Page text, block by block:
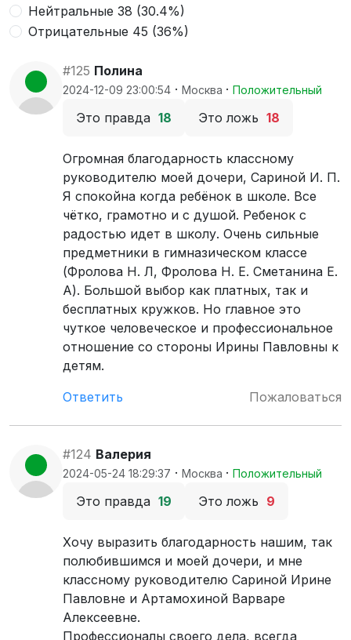
Нейтральные 38 (30.4%)
Отрицательные 45 (36%)
#125 Полина
2024-12-09 23:00:54 · Москва · Положительный
Это правда 18 Это ложь 18
Огромная благодарность классному
руководителю моей дочери, Сариной И. П.
Я спокойна когда ребёнок в школе. Все
чётко, грамотно и с душой. Ребенок с
радостью идет в школу. Очень сильные
предметники в гимназическом классе
(Фролова Н. Л, Фролова Н. Е. Сметанина Е.
А). Большой выбор как платных, так и
бесплатных кружков. Но главное это
чуткое человеческое и профессиональное
отношение со стороны Ирины Павловны к
детям.
Ответить
Пожаловаться
#124 Валерия
2024-05-24 18:29:37 · Москва · Положительный
Это правда 19 Это ложь 9
Хочу выразить благодарность нашим, так
полюбившимся и моей дочери, и мне
классному руководителю Сариной Ирине
Павловне и Артамохиной Варваре
Алексеевне.
Профессионалы своего дела, всегда